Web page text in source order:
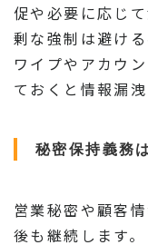
促や必要に応じ
剰な強制は避け
ワイプやアカウ
ておくと情報漏
秘密保持義務
営業秘密や顧客
後も継続します